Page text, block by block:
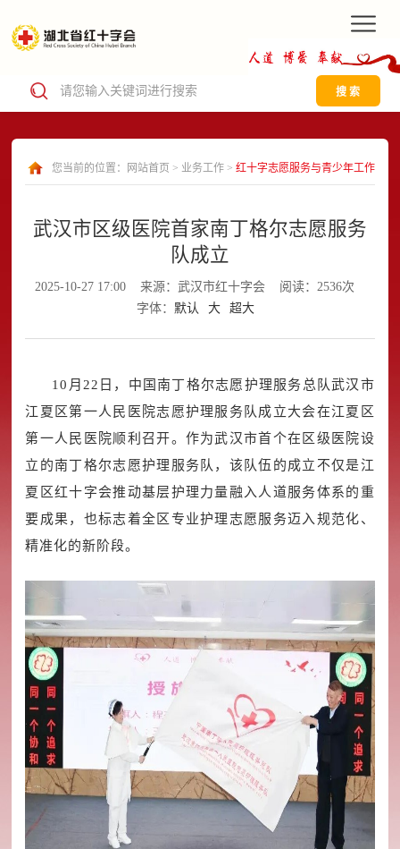
搜 索
您当前的位置： 网站首页 > 业务工作> 红十字志愿服务与青少年工作
武汉市区级医院首家南丁格尔志愿服务
队成立
2025-10-27 17:00 来源：武汉市红十字会
阅读：2536次
字体： 默认 大 超大
10月22日，中国南丁格尔志愿护理服务总队武汉市
江夏区第一人民医院志愿护理服务队成立大会在江夏区
第一人民医院顺利召开。作为武汉市首个在区级医院设
立的南丁格尔志愿护理服务队，该队伍的成立不仅是江
夏区红十字会推动基层护理力量融入人道服务体系的重
要成果，也标志着全区专业护理志愿服务迈入规范化、
精准化的新阶段。